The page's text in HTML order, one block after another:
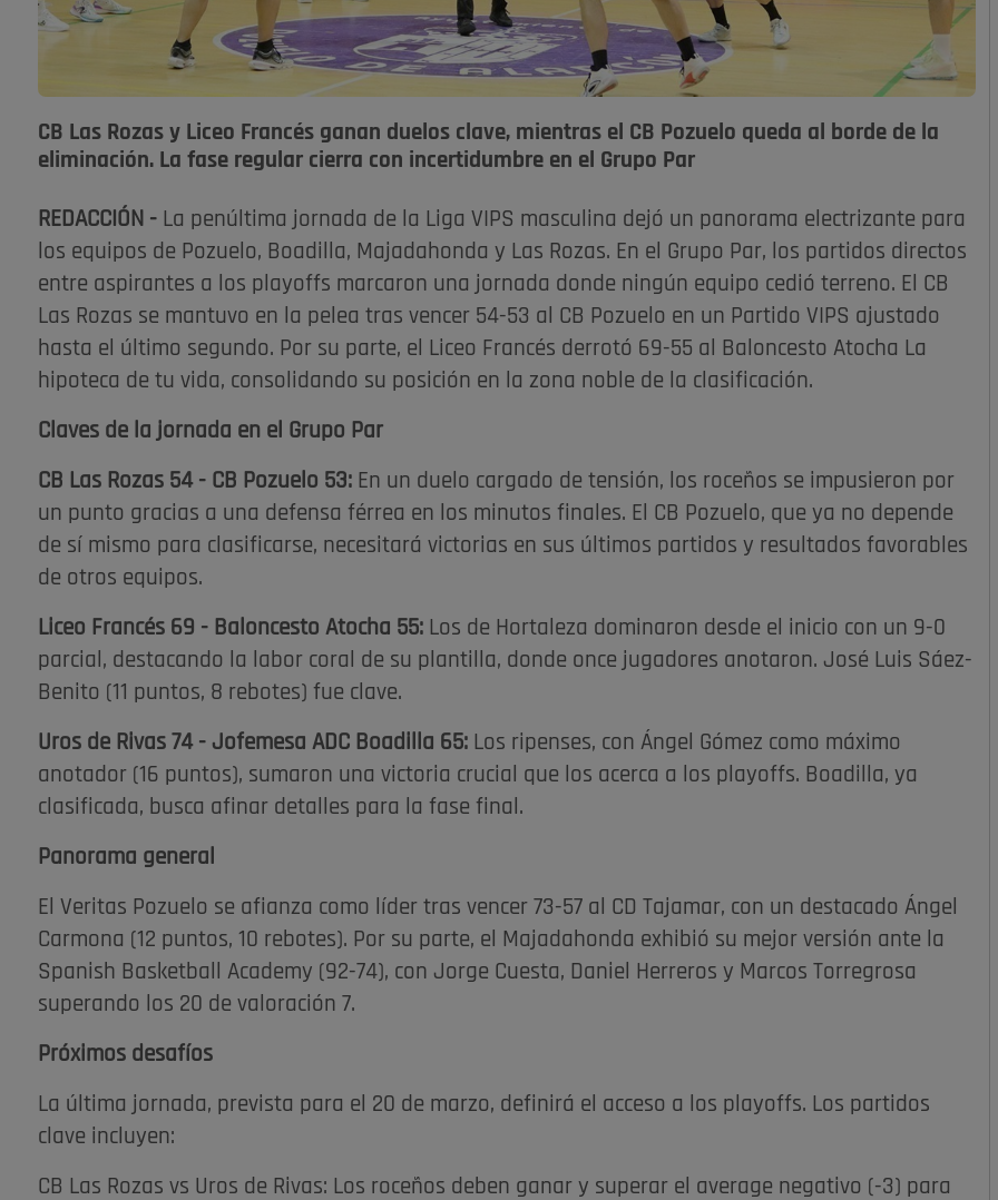
CB Las Rozas y Liceo Francés ganan duelos clave, mientras el CB Pozuelo queda al borde de la
eliminación. La fase regular cierra con incertidumbre en el Grupo Par
REDACCIÓN - La penúltima jornada de la Liga VIPS masculina dejó un panorama electrizante para
los equipos de Pozuelo, Boadilla, Majadahonda y Las Rozas. En el Grupo Par, los partidos directos
entre aspirantes a los playoffs marcaron una jornada donde ningún equipo cedió terreno. El CB
Las Rozas se mantuvo en la pelea tras vencer 54-53 al CB Pozuelo en un Partido VIPS ajustado
hasta el último segundo. Por su parte, el Liceo Francés derrotó 69-55 al Baloncesto Atocha La
hipoteca de tu vida, consolidando su posición en la zona noble de la clasificación.
Claves de la jornada en el Grupo Par
CB Las Rozas 54 - CB Pozuelo 53: En un duelo cargado de tensión, los roceños se impusieron por
un punto gracias a una defensa férrea en los minutos finales. El CB Pozuelo, que ya no depende
de sí mismo para clasificarse, necesitará victorias en sus últimos partidos y resultados favorables
de otros equipos.
Liceo Francés 69 - Baloncesto Atocha 55: Los de Hortaleza dominaron desde el inicio con un 9-0
parcial, destacando la labor coral de su plantilla, donde once jugadores anotaron. José Luis Sáez-
Benito (11 puntos, 8 rebotes) fue clave.
Uros de Rivas 74 - Jofemesa ADC Boadilla 65: Los ripenses, con Ángel Gómez como máximo
anotador (16 puntos), sumaron una victoria crucial que los acerca a los playoffs. Boadilla, ya
clasificada, busca afinar detalles para la fase final.
Panorama general
El Veritas Pozuelo se afianza como líder tras vencer 73-57 al CD Tajamar, con un destacado Ángel
Carmona (12 puntos, 10 rebotes). Por su parte, el Majadahonda exhibió su mejor versión ante la
Spanish Basketball Academy (92-74), con Jorge Cuesta, Daniel Herreros y Marcos Torregrosa
superando los 20 de valoración 7.
Próximos desafíos
La última jornada, prevista para el 20 de marzo, definirá el acceso a los playoffs. Los partidos
clave incluyen:
CB Las Rozas vs Uros de Rivas: Los roceños deben ganar y superar el average negativo (-3) para